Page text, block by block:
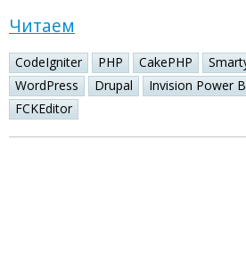
Читаем
CodeIgniter PHP CakePHP
WordPress
Drupal Invision Power
FCKEditor